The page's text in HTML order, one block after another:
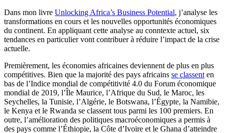
Dans mon livre Unlocking Africa’s Business Potential, j’analyse les
transformations en cours et les nouvelles opportunités économiques
du continent. En appliquant cette analyse au conntexte actuel, six
tendances en particulier vont contribuer à réduire l’impact de la crise
actuelle.
Premièrement, les économies africaines deviennent de plus en plus
compétitives. Bien que la majorité des pays africains se classent en
bas de l’Indice mondial de compétitivité 4.0 du Forum économique
mondial de 2019, l’Île Maurice, l’Afrique du Sud, le Maroc, les
Seychelles, la Tunisie, l’Algérie, le Botswana, l’Égypte, la Namibie,
le Kenya et le Rwanda se classent tous parmi les 100 premiers. En
outre, l’amélioration des politiques macroéconomiques a permis à
des pays comme l’Éthiopie, la Côte d’Ivoire et le Ghana d’atteindre